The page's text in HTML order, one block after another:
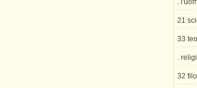
.
21
33
.
32